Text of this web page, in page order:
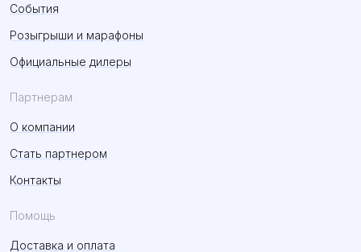
События
Розыгрыши и марафоны
Официальные дилеры
Партнерам
О компании
Стать партнером
Контакты
Помощь
Доставка и оплата